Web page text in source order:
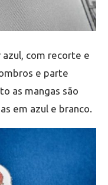
com recorte e
e parte
as mangas são
em azul e branco.